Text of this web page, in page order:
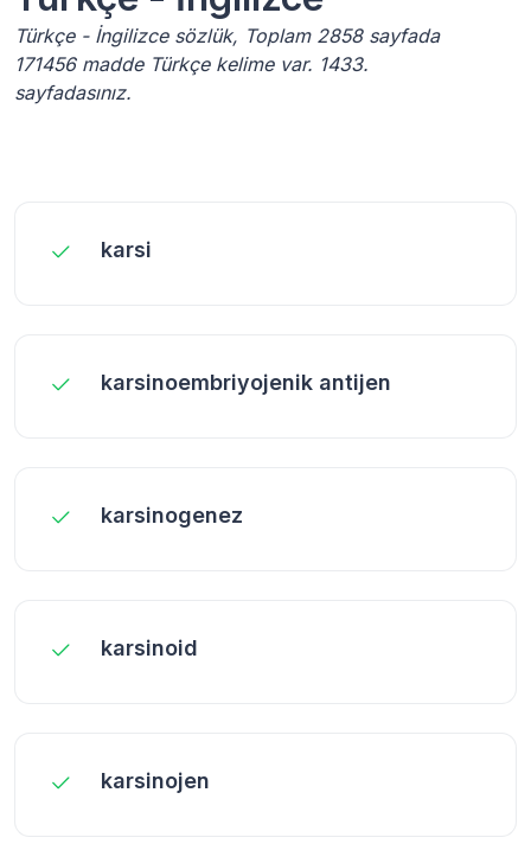
Türkçe - İngilizce sözlük, Toplam 2858 sayfada
171456 madde Türkçe kelime var. 1433.
sayfadasınız.
karsi
karsinoembriyojenik antijen
karsinogenez
karsinoid
karsinojen